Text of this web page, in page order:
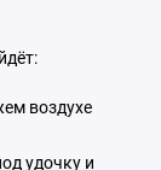
воздухе
удочку и